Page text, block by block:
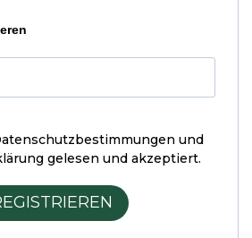
und
gelesen und akzeptiert.